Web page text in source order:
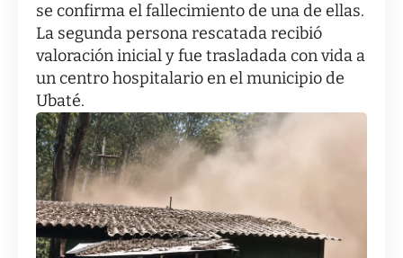
se confirma el fallecimiento de una de ellas.
La segunda persona rescatada recibió
valoración inicial y fue trasladada con vida a
un centro hospitalario en el municipio de
Ubaté.